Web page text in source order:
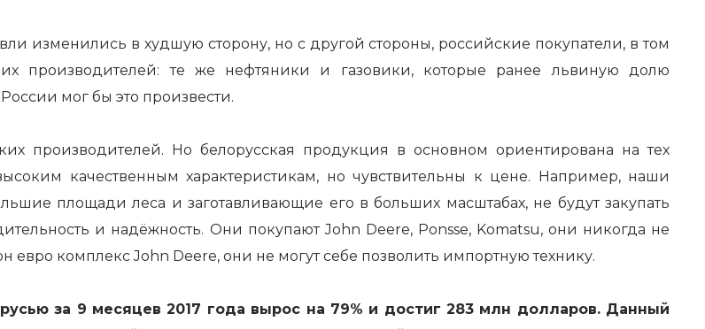
изменились в худшую сторону, но с другой стороны, российские покупатели, в том
производителей: те же нефтяники и газовики, которые ранее львиную долю
мог бы это произвести.
производителей. Но белорусская продукция в основном ориентирована на тех
качественным характеристикам, но чувствительны к цене. Например, наши
площади леса и заготавливающие его в больших масштабах, не будут закупать
и надёжность. Они покупают John Deere, Ponsse, Komatsu, они никогда не
комплекс John Deere, они не могут себе позволить импортную технику.
за 9 месяцев 2017 года вырос на 79% и достиг 283 млн долларов. Данный